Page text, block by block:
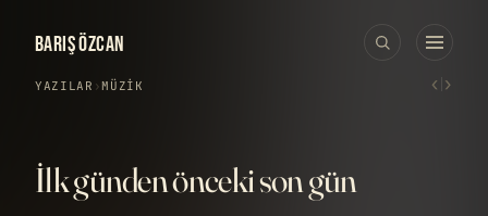
BARIŞ ÖZCAN
YAZILAR ›MÜZIK ‹ ›
İlk günden önceki son gün